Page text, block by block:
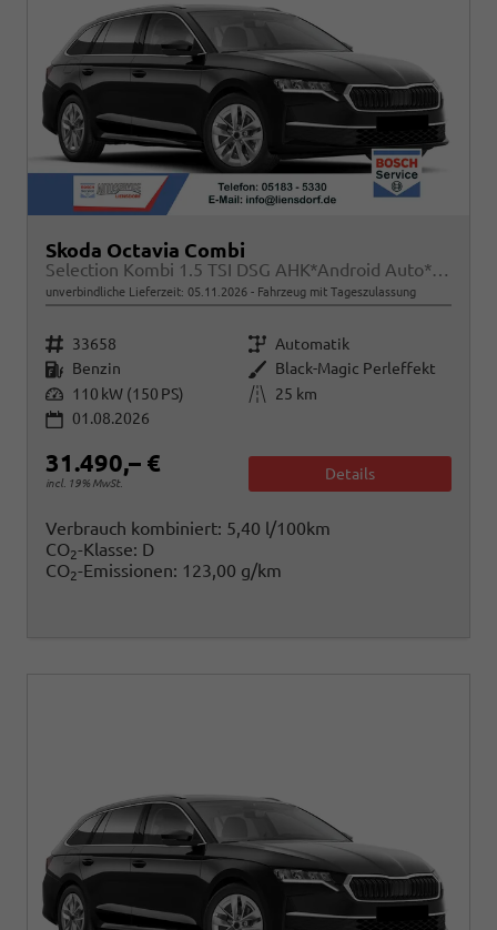
Skoda Octavia Combi
Selection Kombi 1.5 TSI DSG AHK*Android Auto*ACC*SHZ*E-Heck*Keyless*Kamera*2Z Klimaauto
unverbindliche Lieferzeit: 05.11.2026 Fahrzeug mit Tageszulassung
Fahrzeugnr. 33658 Getriebe Automatik
Kraftstoff Benzin Außenfarbe Black-Magic Perleffekt
Leistung 110 kW (150 PS) Kilometerstand
25 km
01.08.2026
31.490,– €
incl. 19% MwSt.
Details
Verbrauch kombiniert: 5,40 l/100km
CO2-Klasse: D
CO2-Emissionen: 123,00 g/km